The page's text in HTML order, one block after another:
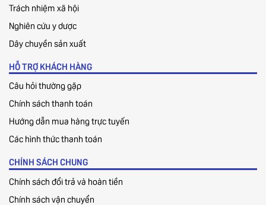
Trách nhiệm xã hội
Nghiên cứu y dược
Dây chuyền sản xuất
HỖ TRỢ KHÁCH HÀNG
Câu hỏi thường gặp
Chính sách thanh toán
Hướng dẫn mua hàng trực tuyến
Các hình thức thanh toán
CHÍNH SÁCH CHUNG
Chính sách đổi trả và hoàn tiền
Chính sách vận chuyển